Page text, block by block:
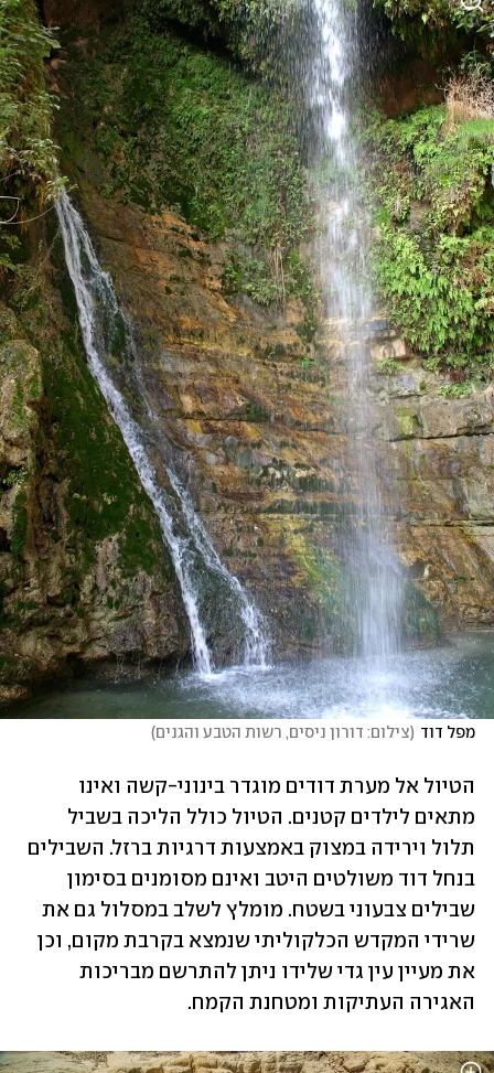
מפל דוד (צילום: דורון ניסים, רשות הטבע והגנים )
האגירה העתיקות ומטחנת הקמח.